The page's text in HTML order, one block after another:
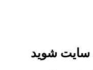
سایت شوید